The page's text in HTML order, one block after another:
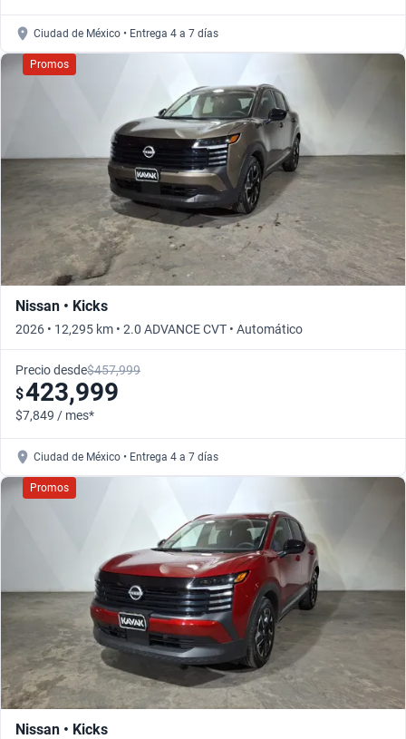
Ciudad de México • Entrega 4 a 7 días
Promos
Nissan • Kicks
2026 • 12,295 km • 2.0 ADVANCE CVT • Automático
Precio desde$457,999
$423,999
$7,849 / mes*
Ciudad de México • Entrega 4 a 7 días
Promos
Nissan • Kicks